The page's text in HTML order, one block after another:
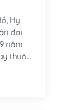
Hy
đại
năm
thuộc